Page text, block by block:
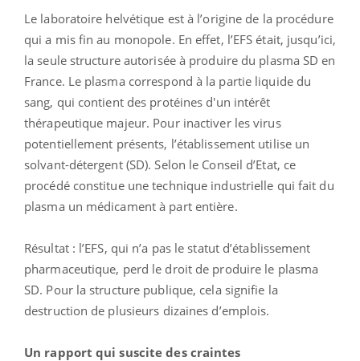
Le laboratoire helvétique est à l’origine de la procédure
qui a mis fin au monopole. En effet, l’EFS était, jusqu’ici,
la seule structure autorisée à produire du plasma SD en
France. Le plasma correspond à la partie liquide du
sang, qui contient des protéines d'un intérêt
thérapeutique majeur. Pour inactiver les virus
potentiellement présents, l’établissement utilise un
solvant-détergent (SD). Selon le Conseil d’Etat, ce
procédé constitue une technique industrielle qui fait du
plasma un médicament à part entière.
Résultat : l’EFS, qui n’a pas le statut d’établissement
pharmaceutique, perd le droit de produire le plasma
SD. Pour la structure publique, cela signifie la
destruction de plusieurs dizaines d’emplois.
Un rapport qui suscite des craintes